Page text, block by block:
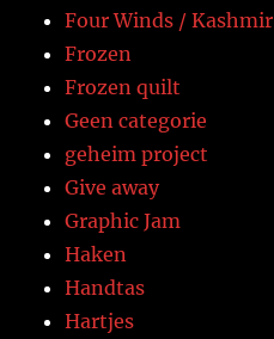
Four Winds / Kashmir
Frozen
Frozen quilt
Geen categorie
geheim project
Give away
Graphic Jam
Haken
Handtas
Hartjes